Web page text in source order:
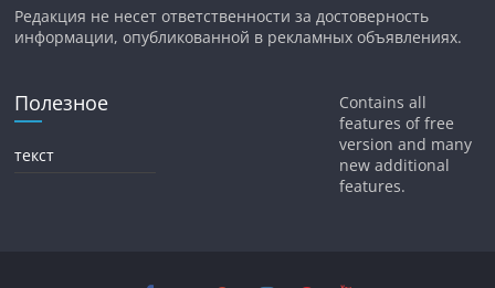
Редакция не несет ответственности за достоверность
информации, опубликованной в рекламных объявлениях.
Полезное
текст
Contains all
features of free
version and many
new additional
features.